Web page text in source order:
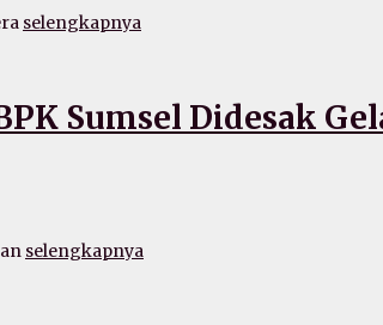
selengkapnya
Sumsel Didesak
selengkapnya